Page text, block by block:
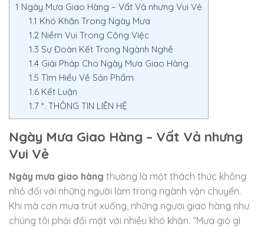
1 Ngày Mưa Giao Hàng – Vất Vả nhưng Vui Vẻ
1.1 Khó Khăn Trong Ngày Mưa
1.2 Niềm Vui Trong Công Việc
1.3 Sự Đoàn Kết Trong Ngành Nghề
1.4Giải Pháp Cho Ngày Mưa Giao Hàng
1.5 Tìm Hiểu Về Sản Phẩm
1.6Kết Luận
1.7*. THÔNG TIN LIÊN HỆ
Ngày Mưa Giao Hàng – Vất Vả nhưng
Vui Vẻ
Ngày mưa giao hàng thường là một thách thức không
nhỏ đối với những người làm trong ngành vận chuyển.
Khi mà cơn mưa trút xuống, những người giao hàng như
chúng tôi phải đối mặt với nhiều khó khăn. “Mưa gió gì